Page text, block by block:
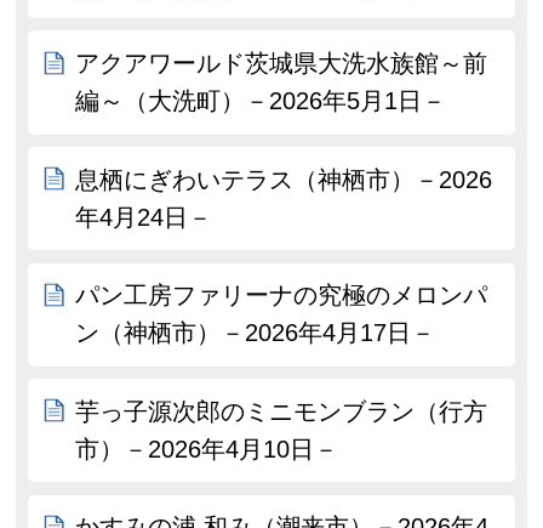
アクアワールド茨城県大洗水族館～前
編～（大洗町）－2026年5月1日－
息栖にぎわいテラス（神栖市）－2026
年4月24日－
パン工房ファリーナの究極のメロンパ
ン（神栖市）－2026年4月17日－
芋っ子源次郎のミニモンブラン（行方
市）－2026年4月10日－